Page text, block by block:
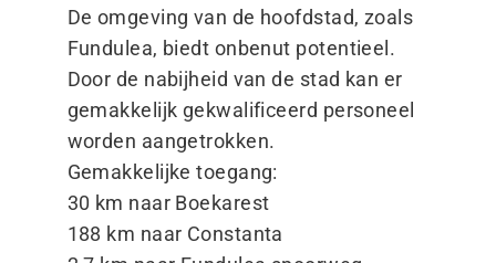
De omgeving van de hoofdstad, zoals
Fundulea, biedt onbenut potentieel.
Door de nabijheid van de stad kan er
gemakkelijk gekwalificeerd personeel
worden aangetrokken.
Gemakkelijke toegang:
30 km naar Boekarest
188 km naar Constanta